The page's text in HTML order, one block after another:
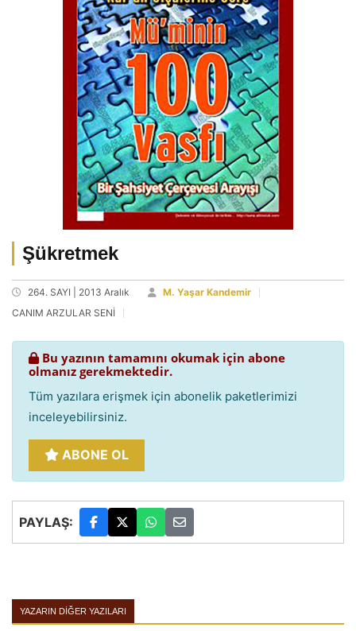
Şükretmek
264. SAYI | 2013 Aralık
M. Yaşar Kandemir
CANIM ARZULAR SENİ
Bu yazının tamamını okumak için abone
olmanız gerekmektedir.
Tüm yazılara erişmek için abonelik paketlerimizi
inceleyebilirsiniz.
ABONE OL
PAYLAŞ:
YAZARIN DIĞER YAZILARI